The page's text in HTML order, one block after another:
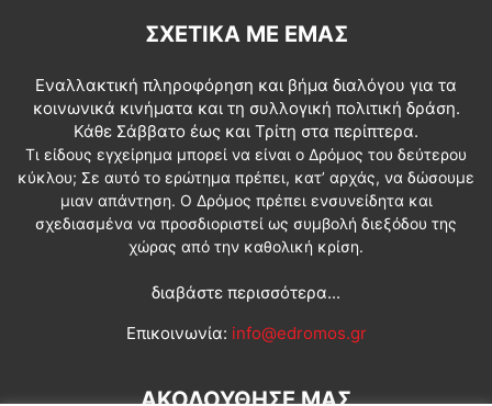
ΣΧΕΤΙΚΆ ΜΕ ΕΜΆΣ
Εναλλακτική πληροφόρηση και βήμα διαλόγου για τα
κοινωνικά κινήματα και τη συλλογική πολιτική δράση.
Κάθε Σάββατο έως και Τρίτη στα περίπτερα.
Τι είδους εγχείρημα μπορεί να είναι ο Δρόμος του δεύτερου
κύκλου; Σε αυτό το ερώτημα πρέπει, κατ’ αρχάς, να δώσουμε
μιαν απάντηση. Ο Δρόμος πρέπει ενσυνείδητα και
σχεδιασμένα να προσδιοριστεί ως συμβολή διεξόδου της
χώρας από την καθολική κρίση.
διαβάστε περισσότερα...
Επικοινωνία: info@edromos.gr
ΑΚΟΛΟΥΘΗΣΕ ΜΑΣ